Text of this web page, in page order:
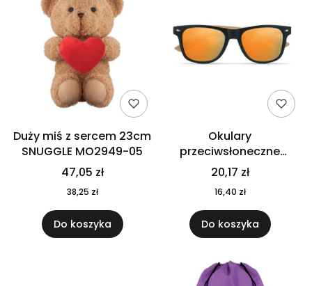
Duży miś z sercem 23cm
SNUGGLE MO2949-05
47,05 zł
38,25 zł
Do koszyka
Okulary
przeciwsłoneczne
CALIFORNIA TOUCH
MO9617-10
20,17 zł
16,40 zł
Do koszyka